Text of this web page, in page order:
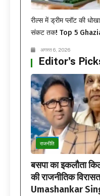
रील्स में ड्रीम प्लॉट की
संकट तक! Top 5
अगस्त 6, 2026
Editor's
राजनीति
बसपा का इकलौता
की राजनीतिक
Umashankar